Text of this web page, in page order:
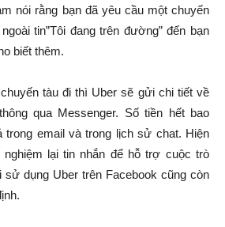
nói rằng bạn đã yêu cầu một chuyến
tin”Tôi đang trên đường” đến bạn
biết thêm.
tàu đi thì Uber sẽ gửi chi tiết về
qua Messenger. Số tiền hết bao
email và trong lịch sử chat. Hiện
lại tin nhắn để hỗ trợ cuộc trò
sử dụng Uber trên Facebook cũng còn